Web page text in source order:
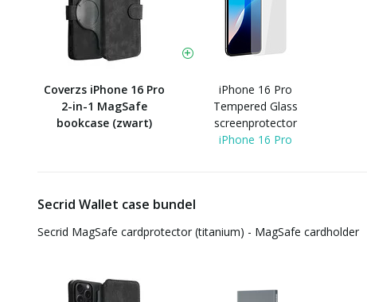
Coverzs iPhone 16 Pro
2-in-1 MagSafe
bookcase (zwart)
iPhone 16 Pro
Tempered Glass
screenprotector
iPhone 16 Pro
Secrid Wallet case bundel
Secrid MagSafe cardprotector (titanium) - MagSafe cardholder